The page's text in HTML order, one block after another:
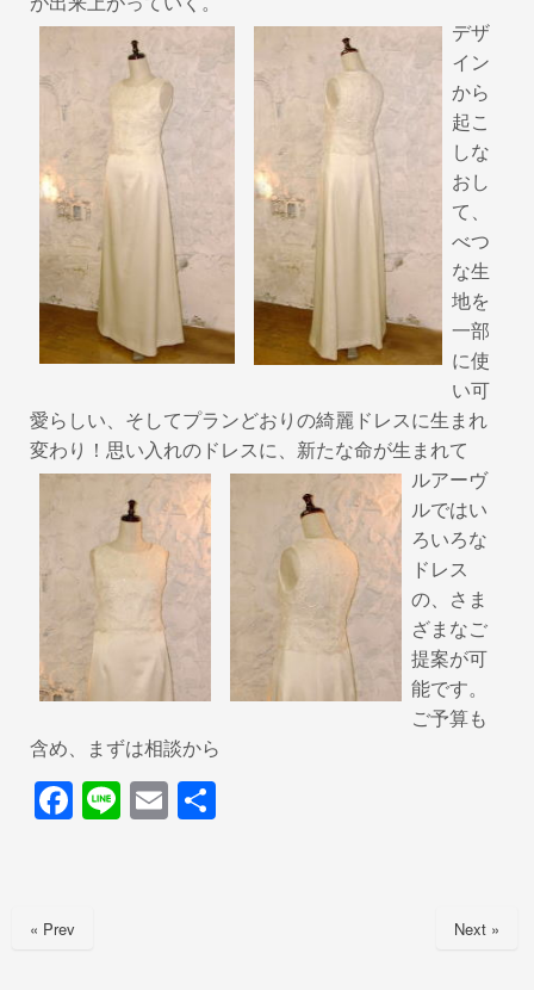
デザ
イン
から
起こ
しな
おし
て、
べつ
な生
地を
一部
に使
い可
愛らしい、そしてプランどおりの綺麗ドレスに生まれ
変わり！思い入れのドレスに、新たな命が生まれて
ルアーヴ
ルではい
ろいろな
ドレス
の、さま
ざまなご
提案が可
能です。
ご予算も
含め、まずは相談から
F
e
Li E
« Prev Next »